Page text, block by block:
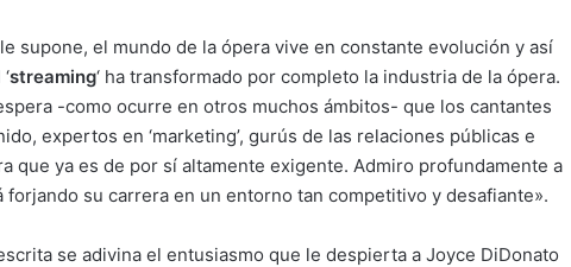
supone, el mundo de la ópera vive en constante evolución y así
streaming‘ ha transformado por completo la industria de la ópera.
-como ocurre en otros muchos ámbitos- que los cantantes
expertos en ‘marketing’, gurús de las relaciones públicas e
que ya es de por sí altamente exigente. Admiro profundamente a
su carrera en un entorno tan competitivo y desafiante».
se adivina el entusiasmo que le despierta a Joyce DiDonato